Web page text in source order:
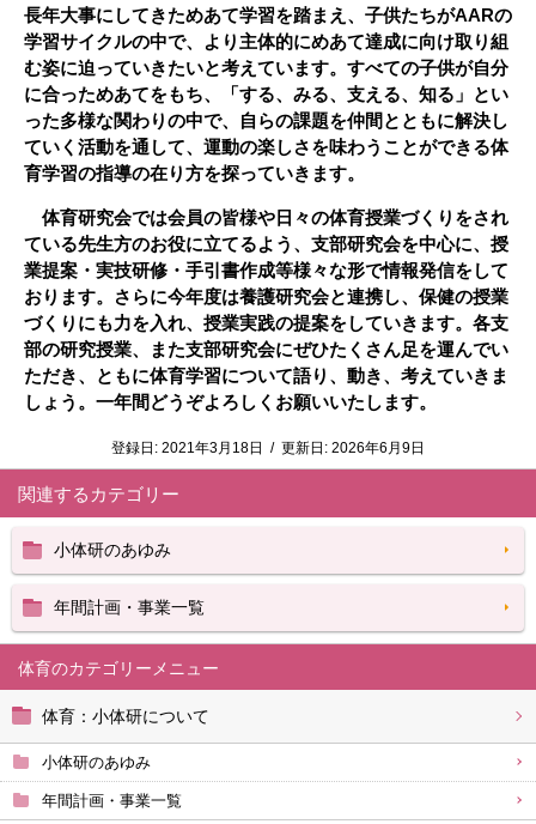
体育
体育：小体研について
小体研のあゆみ
年間計画・事業一覧
長年大事にしてきためあて学習を踏まえ、子供たちがAARの
学習サイクルの中で、より主体的にめあて達成に向け取り組
む姿に迫っていきたいと考えています。すべての子供が自分
に合っためあてをもち、「する、みる、支える、知る」とい
った多様な関わりの中で、自らの課題を仲間とともに解決し
ていく活動を通して、運動の楽しさを味わうことができる体
育学習の指導の在り方を探っていきます。
体育研究会では会員の皆様や日々の体育授業づくりをされ
ている先生方のお役に立てるよう、 支部研究会を中心に、授
業提案・実技研修・ 手引書作成等様々な形で情報発信をして
おります。
さらに今年度は養護研究会と連携し、保健の授業
づくりにも力を入れ、授業実践の提案をしていきます。各支
部の研究授業、また支部研究会にぜひたくさん足を運んでい
ただき、ともに体育学習について語り、動き、考えていきま
しょう。一年間どうぞよろしくお願いいたします。
登録日: 2021年3月18日 / 更新日: 2026年6月9日
関連するカテゴリー
小体研のあゆみ
年間計画・事業一覧